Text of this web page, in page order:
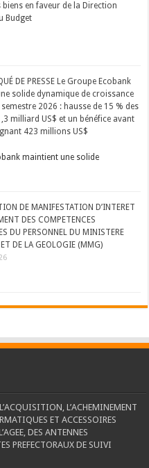
biens en faveur de la Direction
Budget
DE PRESSE Le Groupe Ecobank
solide dynamique de croissance
2026 : hausse de 15 % des
milliard US$ et un bénéfice avant
423 millions US$
maintient une solide
DE MANIFESTATION D’INTERET
DES COMPETENCES
DU PERSONNEL DU MINISTERE
ET DE LA GEOLOGIE (MMG)
L’ACHEMINEMENT
ET ACCESSOIRES
DES ANTENNES
PREFECTORAUX DE SUIVI